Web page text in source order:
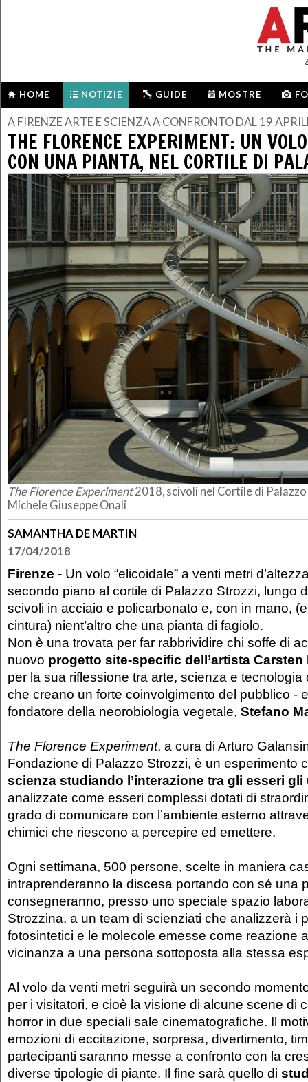
HOME NOTIZIE GUIDE MOSTRE
A FIRENZE ARTE E SCIENZA A CONFRONTO DAL 19
THE FLORENCE EXPERIMENT: UN
CON UNA PIANTA, NEL CORTILE DI
The Florence Experiment2018, scivoli nel Cortile di
Michele Giuseppe Onali
SAMANTHA DE MARTIN
17/04/2018
Firenze - Un volo “elicoidale” a venti metri
secondo piano al cortile di Palazzo Strozzi, lungo
scivoli in acciaio e policarbonato e, con in mano,
cintura) nient’altro che una pianta di fagiolo.
Non è una trovata per far rabbrividire chi soffe di
nuovo progetto site-specific dell’artista Carsten
per la sua riflessione tra arte, scienza e tecnologia
che creano un forte coinvolgimento del pubblico -
fondatore della neorobiologia vegetale, Stefano
The Florence Experiment, a cura di Arturo
Fondazione di Palazzo Strozzi, è un esperimento
scienza studiando l’interazione tra gli esseri gli
analizzate come esseri complessi dotati di
grado di comunicare con l’ambiente esterno
chimici che riescono a percepire ed emettere.
Ogni settimana, 500 persone, scelte in maniera
intraprenderanno la discesa portando con sé una
consegneranno, presso uno speciale spazio
Strozzina, a un team di scienziati che analizzerà i
fotosintetici e le molecole emesse come reazione
vicinanza a una persona sottoposta alla stessa
Al volo da venti metri seguirà un secondo
per i visitatori, e cioè la visione di alcune scene di
horror in due speciali sale cinematografiche. Il
emozioni di eccitazione, sorpresa, divertimento,
partecipanti saranno messe a confronto con la
diverse tipologie di piante. Il fine sarà quello di